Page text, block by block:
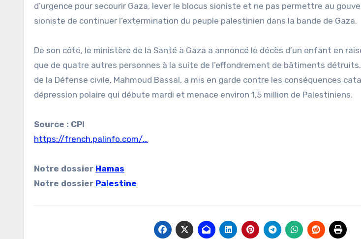
d’urgence pour secourir Gaza, lever le blocus sioniste et ne pas permettre au
sioniste de continuer l’extermination du peuple palestinien dans la bande de Gaza.
De son côté, le ministère de la Santé à Gaza a annoncé le décès d’un enfant en
que de quatre autres personnes à la suite de l’effondrement de bâtiments
de la Défense civile, Mahmoud Bassal, a mis en garde contre les conséquences
dépression polaire qui débute mardi et menace environ 1,5 million de Palestiniens.
Source : CPI
https://french.palinfo.com/…
Notre dossier Hamas
Notre dossier Palestine